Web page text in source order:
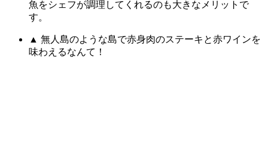
魚をシェフが調理してくれるのも大きなメリットで
す。
▲ 無人島のような島で赤身肉のステーキと赤ワインを
味わえるなんて！